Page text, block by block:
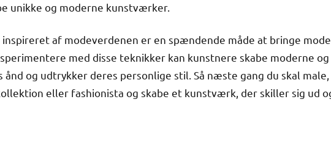
unikke og moderne kunstværker.
af modeverdenen er en spændende måde at bringe
med disse teknikker kan kunstnere skabe moderne
og udtrykker deres personlige stil. Så næste gang du skal
eller fashionista og skabe et kunstværk, der skiller sig ud